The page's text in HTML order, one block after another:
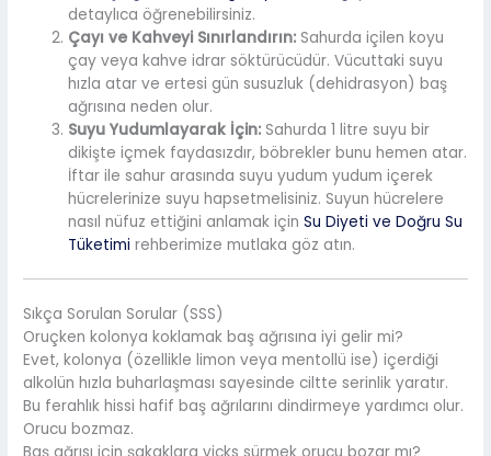
detaylıca öğrenebilirsiniz.
Çayı ve Kahveyi Sınırlandırın: Sahurda içilen koyu
çay veya kahve idrar söktürücüdür. Vücuttaki suyu
hızla atar ve ertesi gün susuzluk (dehidrasyon) baş
ağrısına neden olur.
Suyu Yudumlayarak İçin: Sahurda 1 litre suyu bir
dikişte içmek faydasızdır, böbrekler bunu hemen atar.
İftar ile sahur arasında suyu yudum yudum içerek
hücrelerinize suyu hapsetmelisiniz. Suyun hücrelere
nasıl nüfuz ettiğini anlamak içinSu Diyeti ve Doğru Su
Tüketimi rehberimize mutlaka göz atın.
Sıkça Sorulan Sorular (SSS)
Oruçken kolonya koklamak baş ağrısına iyi gelir mi?
Evet, kolonya (özellikle limon veya mentollü ise) içerdiği
alkolün hızla buharlaşması sayesinde ciltte serinlik yaratır.
Bu ferahlık hissi hafif baş ağrılarını dindirmeye yardımcı olur.
Orucu bozmaz.
Baş ağrısı için şakaklara vicks sürmek orucu bozar mı?